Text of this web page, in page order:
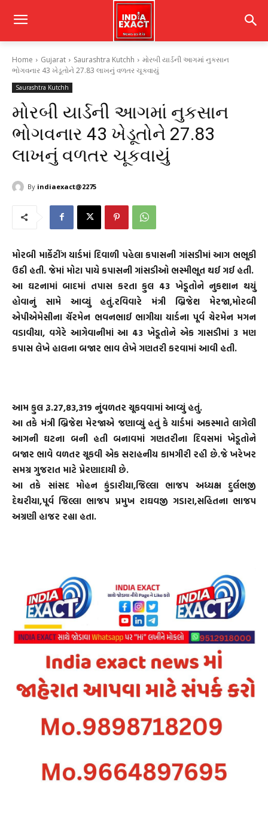
Home Gujarat Saurashtra Kutchh
મોરબી યાર્ડની આગમાં નુકસાન
ભોગવનાર 43 ખેડૂતોને 27.83 લાખનું વળતર ચૂકવાયું
Saurashtra Kutchh
મોરબી યાર્ડની આગમાં નુકસાન
ભોગવનાર 43 ખેડૂતોને 27.83
લાખનું વળતર ચૂકવાયું
By indiaexact@2275
મોરબી માર્કેટીંગ યાર્ડમાં દિવાળી પહેલા કપાસની ગાંસડીમાં આગ ભભૂકી
ઉઠી હતી. જેમાં મોટા પાયે કપાસની ગાંસડીઓ ભસ્મીભૂત થઈ ગઈ હતી.
આ ઘટનામાં બાદમાં તપાસ કરતા કુલ 43 ખેડૂતોને નુકશાન થયું
હોવાનું સામે આવ્યું હતું.રવિવારે મંત્રી બ્રિજેશ મેરજા,મોરબી
એપીએમેસીના ચૅરમેન ભવનભાઈ ભાગીયા યાર્ડના પૂર્વ ચેરમેન મગન
વડાવીયા, વગેરે આગેવાનીમાં આ 43 ખેડૂતોને એક ગાસડીમાં 3 મણ
કપાસ લેખે હાલના બજાર ભાવ લેખે ગણતરી કરવામાં આવી હતી.
આમ કુલ રૂ.27,83,319 નુંવળતર ચૂકવવામાં આવ્યું હતું.
આ તકે મંત્રી બ્રિજેશ મેરજાએ જણાવ્યું હતું કે યાર્ડમાં અકસ્માતે લાગેલી
આગની ઘટના બની હતી બનાવમાં ગણતરીના દિવસમાં ખેડૂતોને
બજાર ભાવે વળતર ચૂકવી એક સરાહનીય કામગીરી રહી છે.જે ખરેખર
સમગ્ર ગુજરાત માટે પ્રેરણાદાયી છે.
આ તકે સાંસદ મોહન કુંડારીયા,જિલ્લા ભાજપ અધ્યક્ષ દુર્લભજી
દેથરીયા,પૂર્વ જિલ્લા ભાજપ પ્રમુખ રાઘવજી ગડારા,સહિતના ભાજપ
અગ્રણી હાજર રહ્યા હતા.